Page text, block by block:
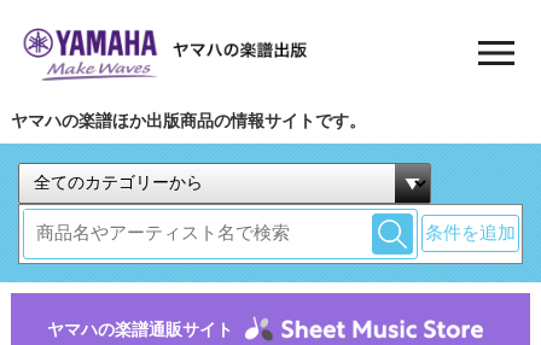
ヤマハの楽譜ほか出版商品の情報サイトです。
条件を追加
ヤマハの楽譜通販サイト